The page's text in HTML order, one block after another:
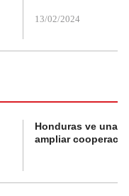
13/02/2024
Honduras ve una
ampliar